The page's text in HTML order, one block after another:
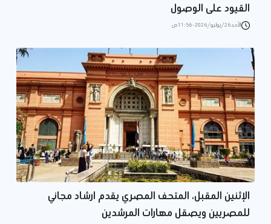
القيود على الوصول
الأحد 26/يوليو/2026 - 11:56 ص
الإثنين المقبل، المتحف المصري يقدم ارشاد مجاني
للمصريين ويصقل مهارات المرشدين